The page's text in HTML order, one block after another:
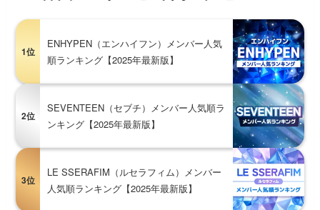
1位
ENHYPEN（エンハイフン）メンバー人気
順ランキング【2025年最新版】
2位
SEVENTEEN（セブチ）メンバー人気順ラ
ンキング【2025年最新版】
3位
LE SSERAFIM（ルセラフィム）メンバー
人気順ランキング【2025年最新版】